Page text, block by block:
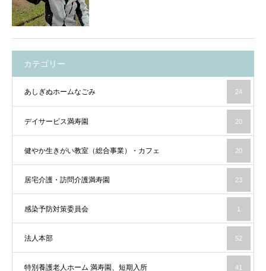
カテゴリー
あしぎぬホームなごみ 24
デイサービス満寿園 20
健やか生きがい教室（総合事業）・カフェ 20
居宅介護・訪問介護満寿園 23
感染予防対策委員会 1
法人本部 52
特別養護老人ホーム 満寿園、短期入所 41